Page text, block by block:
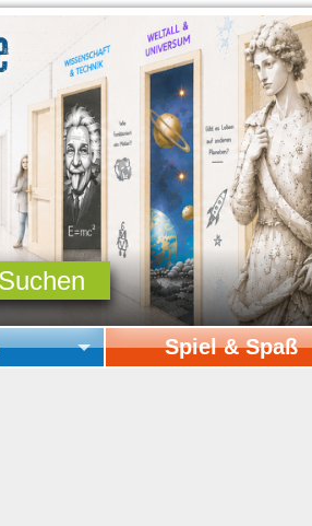
Spiel & Spaß